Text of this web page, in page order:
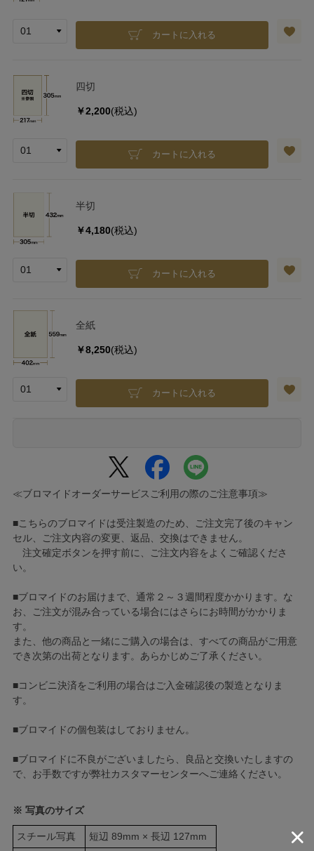
カートに入れる
四切
￥2,200(税込)
カートに入れる
半切
￥4,180(税込)
カートに入れる
全紙
￥8,250(税込)
カートに入れる
≪ブロマイドオーダーサービスご利用の際のご注意事項≫
■こちらのブロマイドは受注製造のため、ご注文完了後のキャン
セル、ご注文内容の変更、返品、交換はできません。
注文確定ボタンを押す前に、ご注文内容をよくご確認くださ
い。
■ブロマイドのお届けまで、通常２～３週間程度かかります。な
お、ご注文が混み合っている場合にはさらにお時間がかかりま
す。
また、他の商品と一緒にご購入の場合は、すべての商品がご用意
でき次第の出荷となります。あらかじめご了承ください。
■コンビニ決済をご利用の場合はご入金確認後の製造となりま
す。
■ブロマイドの個包装はしておりません。
■ブロマイドに不良がございましたら、良品と交換いたしますの
で、お手数ですが弊社カスタマーセンターへご連絡ください。
※ 写真のサイズ
スチール写真 短辺 89mm × 長辺 127mm